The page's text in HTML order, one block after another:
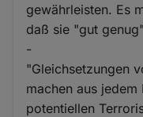
gewährleisten. Es
daß sie "gut
-
"Gleichsetzungen
machen aus
potentiellen